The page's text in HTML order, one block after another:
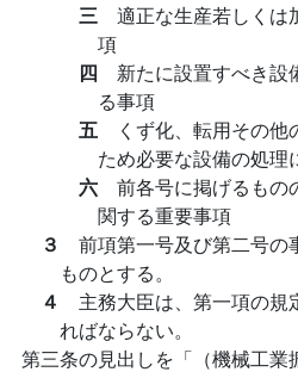
三 適正な生産若しくは
項
四 新たに設置すべき設
る事項
五
くず化、転用その
ため必要な設備の処理
六 前各号に掲げるもの
関する重要事項
３ 前項第一号及び第二号の
ものとする。
４ 主務大臣は、第一項の
ればならない。
第三条の見出しを「（機械工